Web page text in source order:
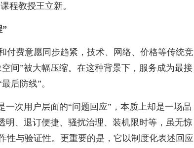
程教授王立新。
”
付费意愿同步趋紧，技术、网络、价格等传统竞
间”被大幅压缩。在这种背景下，服务成为最接
后防线”。
次用户层面的“问题回应”，本质上却是一场品
明、退订便捷、骚扰治理、装机限时等，虽无惊
性与验证性。更重要的是，它以制度化表述回应